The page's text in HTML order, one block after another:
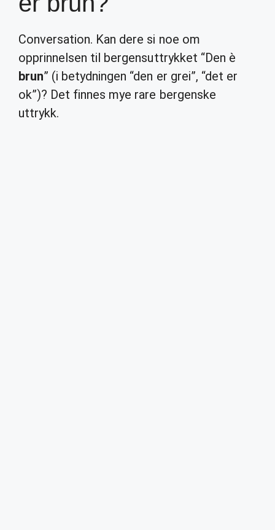
Conversation. Kan dere si noe om
opprinnelsen til bergensuttrykket “Den è
brun” (i betydningen “den er grei”, “det er
ok”)? Det finnes mye rare bergenske
uttrykk.